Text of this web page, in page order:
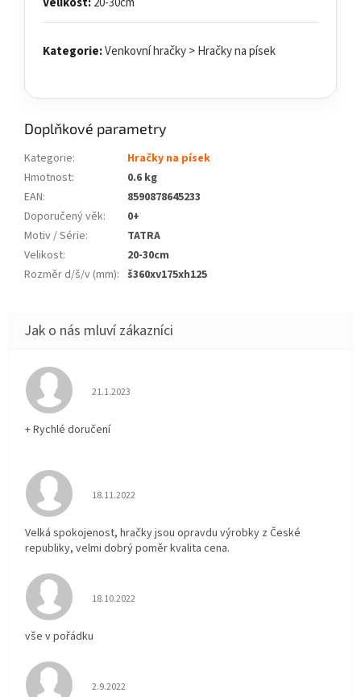
Kategorie:Venkovní hračky > Hračky na písek
Doplňkové parametry
Kategorie:
Hračky na písek
Hmotnost:
0.6 kg
EAN:
8590878645233
Doporučený věk:
0+
Motiv / Série:
TATRA
Velikost:
20-30cm
Rozměr d/š/v (mm): š360xv175xh125
Hodnocení obchodu je 5 z 5 hvězdiček.
21.1.2023
+ Rychlé doručení
Hodnocení obchodu je 5 z 5 hvězdiček.
18.11.2022
Velká spokojenost, hračky jsou opravdu výrobky z České
republiky, velmi dobrý poměr kvalita cena.
Hodnocení obchodu je 5 z 5 hvězdiček.
18.10.2022
vše v pořádku
Hodnocení obchodu je 5 z 5 hvězdiček.
2.9.2022